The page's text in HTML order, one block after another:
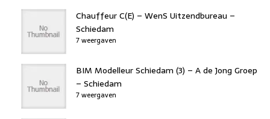
Chauffeur C(E) – WenS Uitzendbureau –
Schiedam
7 weergaven
BIM Modelleur Schiedam (3) – A de Jong Groep
– Schiedam
7 weergaven